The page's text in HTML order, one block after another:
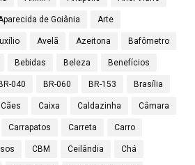
de Goiânia Arte
Avelã Azeitona Bafômetro
Bebidas Beleza Benefícios
BR-040 BR-060 BR-153 Brasília
Cães Caixa Caldazinha Câmara
Carrapatos Carreta Carro
CBM Ceilândia Chá